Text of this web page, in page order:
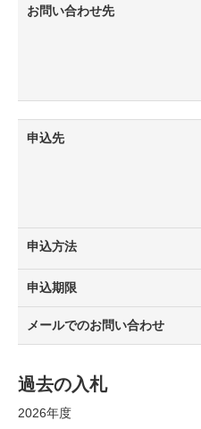
お問い合わせ先
申込先
申込方法
申込期限
メールでのお問い合わせ
過去の入札
2026年度